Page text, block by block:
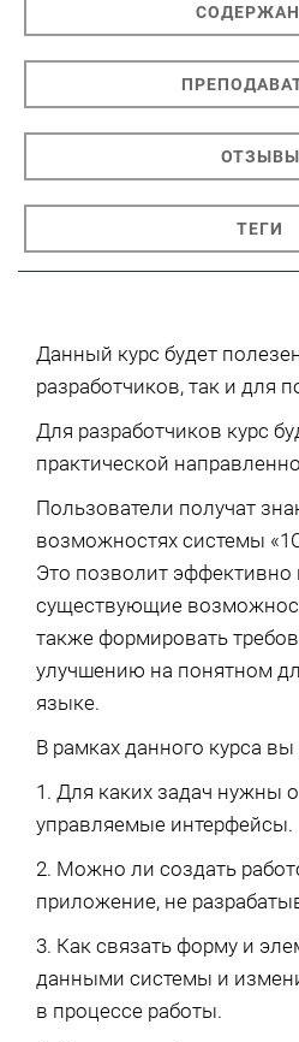
ОТЗЫВЫ
ТЕГИ
Данный курс будет
разработчиков, так и для
Для разработчиков курс
практической
Пользователи получат
возможностях системы
Это позволит эффективно
существующие
также формировать
улучшению на понятном
языке.
В рамках данного курса вы
1. Для каких задач нужны
управляемые интерфейсы.
2. Можно ли создать
приложение, не
3. Как связать форму и
данными системы и
в процессе работы.